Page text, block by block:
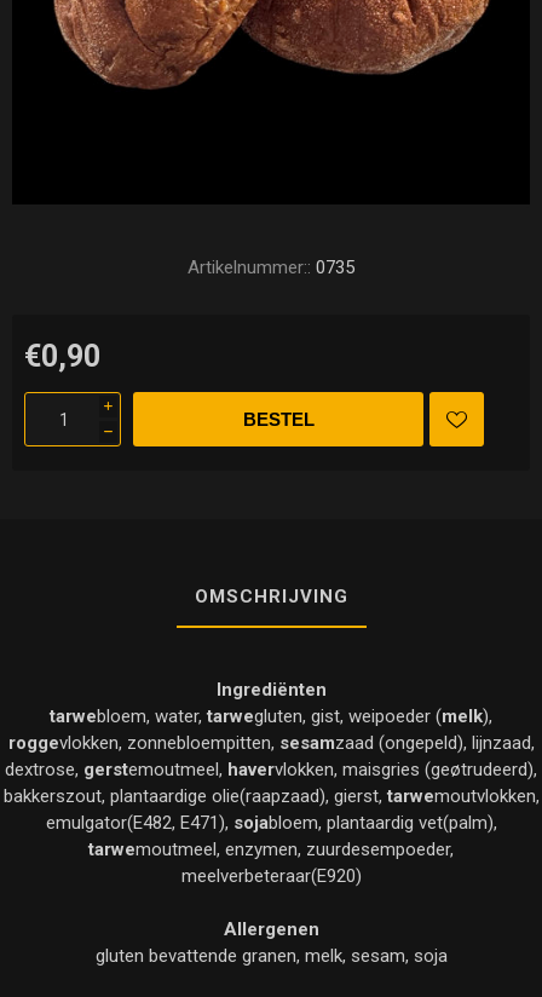
Artikelnummer:: 0735
€0,90
i
h
OMSCHRIJVING
Ingrediënten
tarwebloem, water,tarwegluten, gist, weipoeder (melk),
roggevlokken, zonnebloempitten, sesamzaad (ongepeld), lijnzaad,
dextrose, gerstemoutmeel, havervlokken, maisgries (geøtrudeerd),
bakkerszout, plantaardige olie(raapzaad), gierst,tarwemoutvlokken,
emulgator(E482, E471), sojabloem, plantaardig vet(palm),
tarwemoutmeel, enzymen, zuurdesempoeder,
meelverbeteraar(E920)
Allergenen
gluten bevattende granen, melk, sesam, soja